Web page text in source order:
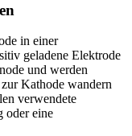
in einer
geladene Elektrode
und werden
Kathode wandern
verwendete
oder eine